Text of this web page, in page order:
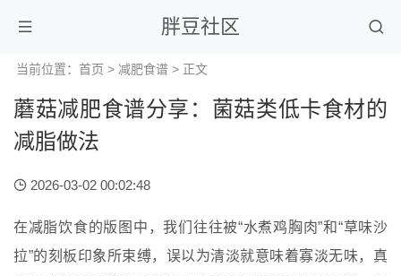
胖豆社区
当前位置： 首页 > 减肥食谱 > 正文
蘑菇减肥食谱分享：菌菇类低卡食材的
减脂做法
2026-03-02 00:02:48
在减脂饮食的版图中，我们往往被“水煮鸡胸肉”和“草味沙
拉”的刻板印象所束缚，误以为清淡就意味着寡淡无味，真